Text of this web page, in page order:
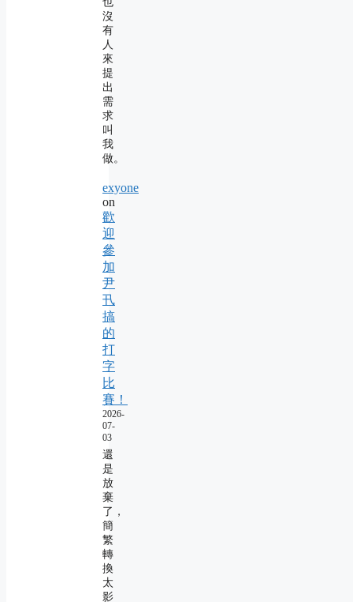
沒
有
人
來
提
出
需
求
叫
我
做。
exyone
on
歡
迎
參
加
尹
卂
搞
的
打
字
比
賽！
2026-
07-
03
還
是
放
棄
了，
簡
繁
轉
換
太
影